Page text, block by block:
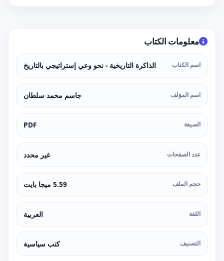
معلومات الكتاب
اسم الكتاب الذاكرة التاريخية - نحو وعي إستراتيجي بالتاريخ
اسم المؤلف جاسم محمد سلطان
الصيغة PDF
عدد الصفحات غير محدد
حجم الملف 5.59 ميجا بايت
اللغة العربية
التصنيف كتب سياسية